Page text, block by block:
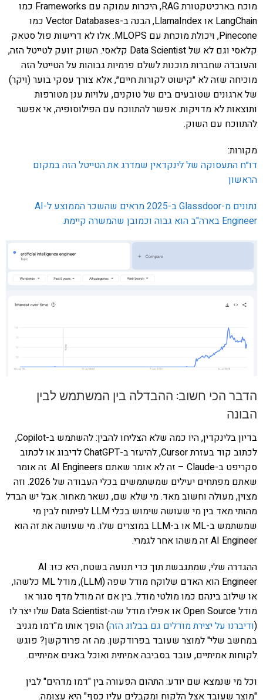
מוכח בארכיטקטורת RAG, היכרות עמוקה עם Frameworks כמו
LangChain או LlamaIndex, הבנה ב-Vector Databases כמו
Pinecone, ויכולת מוכחת עם MLOPS. אלו לא דרישות פול סטאק
קלאסי וגם לא של Data Scientist קלאסי. השוק זועק לטייטל הזה,
והעובדה שחברות מוכנות לשלם פרמיות גבוהות על הטייטל הזה
מוכיחה שזה לא ״קישוט לקורות חיים״, אלא צורך עסקי בוער (ויקר)
של ארגונים שטובעים בים של טוקנים, עלויות ענן מטורפות
ותוצאות לא מדויקות. אפשר להתווכח עם הפילוסופיה, אי אפשר
להתווכח עם השוק.
מקורות:
דו״ח התעסוקה של לינקדאין שמדרג את הטייטל הזה במקום
הראשון
נתונים מ-Glassdoor ב-2025 מראים שהשכר הממוצע ל-AI
Engineer בארה"ב הוא גבוה וכמובן שהמשרה קיימת.
הדבר הכי חשוב: ההבדלה בין המשתמש לבין
הבונה
בדיון בלינקדין, היו כמה שלא הצליחו להבין: להשתמש ב-Copilot,
לכתוב קוד בעזרת Cursor, להיעזר ב-ChatGPT לדיבוג או לכתוב
סקריפט ב-Claude – זה לא אומר שאתם AI Engineers. זה אומר
שאתם מפתחים יעילים שמשתמשים בכלי העבודה של 2026. וזה
מצוין, מעולה וחשוב מאד. מי שלא שם, נשאר מאחור. אבל יש הבדל
מהותי מאד בין מי שעושה שימוש בכלי LLM לפיתוח לבין מי
שמשתמש ב-ML או ב-LLM במוצרים שלו. מי שעושה את זה הוא
AI Engineer זה משהו אחר לגמרי.
ההגדרה שלי, שמתגבשת תוך כדי תנועה בשטח, היא כזו: AI
Engineer הוא האדם שלוקח מודל שפה (LLM), מודל ML כלשהו,
או שילוב בינהם כמו מולטי מודל. בין אם זה מודל מדף סגור או
מודל Open Source או אפילו מודל שה-Data Scientist שלו יצר לו
(ודיברנו על יצירת מודלים גם בבלוג הזה) הופך אותו מ"דמו מגניב
במחשב שלי" למוצר שעובד בפרודקשן. מה זה פרודקשן? פוגש
לקוחות אמיתיים, עובד בסביבה אמיתית ואוכל באגים אמיתיים.
וכל מי שנמצא שם יודע: התהום הפעורה בין "דמו מדהים" לבין
"מוצר שעובד אצל הלקוח ומקבלים עליו כסף" היא עצומה.